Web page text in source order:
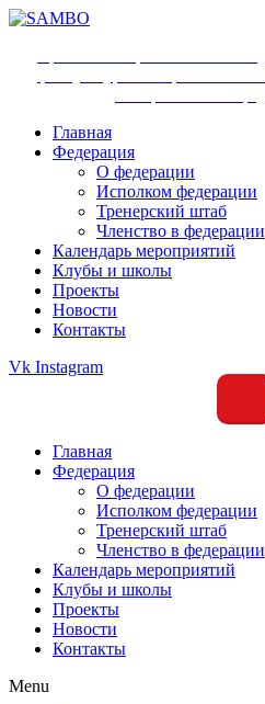
Главная
Федерация
О федерации
Исполком федерации
Тренерский штаб
Членство в федерации
Календарь мероприятий
Клубы и школы
Проекты
Новости
Контакты
Vk Instagram
Главная
Федерация
О федерации
Исполком федерации
Тренерский штаб
Членство в федерации
Календарь мероприятий
Клубы и школы
Проекты
Новости
Контакты
Menu